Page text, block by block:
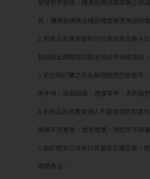
安裝恕不退換，購買前應詳閱原廠之商
貨。購買前請務必確認機型是否為您所需
2.若商品本身瑕疵則可於收到貨品後十
若超過此期間視同驗收完成不得退換貨。
3.若您所訂購之商品無問題而您欲退貨
用手冊、註冊回函、週邊零件，否則我
4.若商品因消費者個人不當使用拆卸產
破損不完整者，或是發票、附配件不齊
5.由於物流公司每日貨量及交通因素，
時間為主。